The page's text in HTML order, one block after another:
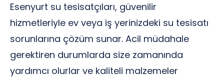
Esenyurt su tesisatçıları, güvenilir
hizmetleriyle ev veya iş yerinizdeki su tesisatı
sorunlarına çözüm sunar. Acil müdahale
gerektiren durumlarda size zamanında
yardımcı olurlar ve kaliteli malzemeler